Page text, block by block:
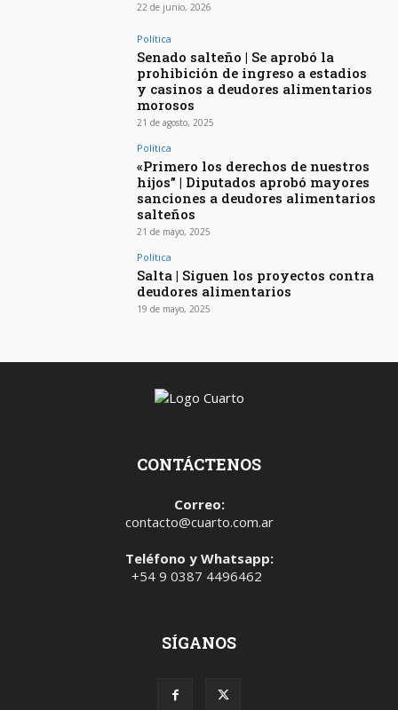
22 de junio, 2026
Política
Senado salteño | Se aprobó la
prohibición de ingreso a estadios
y casinos a deudores alimentarios
morosos
21 de agosto, 2025
Política
«Primero los derechos de nuestros
hijos” | Diputados aprobó mayores
sanciones a deudores alimentarios
salteños
21 de mayo, 2025
Política
Salta | Siguen los proyectos contra
deudores alimentarios
19 de mayo, 2025
CONTÁCTENOS
Correo:
contacto@cuarto.com.ar
Teléfono y Whatsapp:
+54 9 0387 4496462
SÍGANOS